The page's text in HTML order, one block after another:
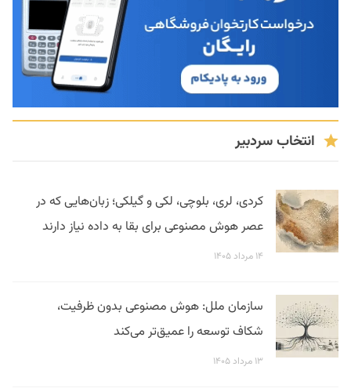
انتخاب سردبیر
کردی، لری، بلوچی، لکی و گیلکی؛ زبان‌هایی که در
عصر هوش مصنوعی برای بقا به داده نیاز دارند
۱۴ مرداد ۱۴۰۵
سازمان ملل: هوش مصنوعی بدون ظرفیت،
شکاف توسعه را عمیق‌تر می‌کند
۱۳ مرداد ۱۴۰۵